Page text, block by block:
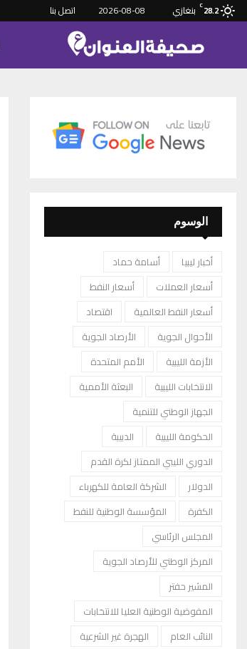
28.2
C بنغازي 2026-08-08 اتصل بنا
الوسوم
أخبار ليبيا
أسامة حماد
أسعار العملات
أسعار النفط
أسعار النفط العالمية
اقتصاد
الأحوال الجوية
الأرصاد الجوية
الأزمة الليبية
الأمم المتحدة
الانتخابات الليبية
البعثة الأممية
الجهاز الوطني للتنمية
الحكومة الليبية
الدبيبة
الدوري الليبي الممتاز لكرة القدم
الدولار
الشركة العامة للكهرباء
الكفرة
المؤسسة الوطنية للنفط
المجلس الرئاسي
المركز الوطني للأرصاد الجوية
المشير حفتر
المفوضية الوطنية العليا للانتخابات
النائب العام
الهجرة غير الشرعية